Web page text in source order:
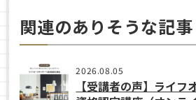
関連のありそうな記事
2026.08.05
【受講者の声】ライフ